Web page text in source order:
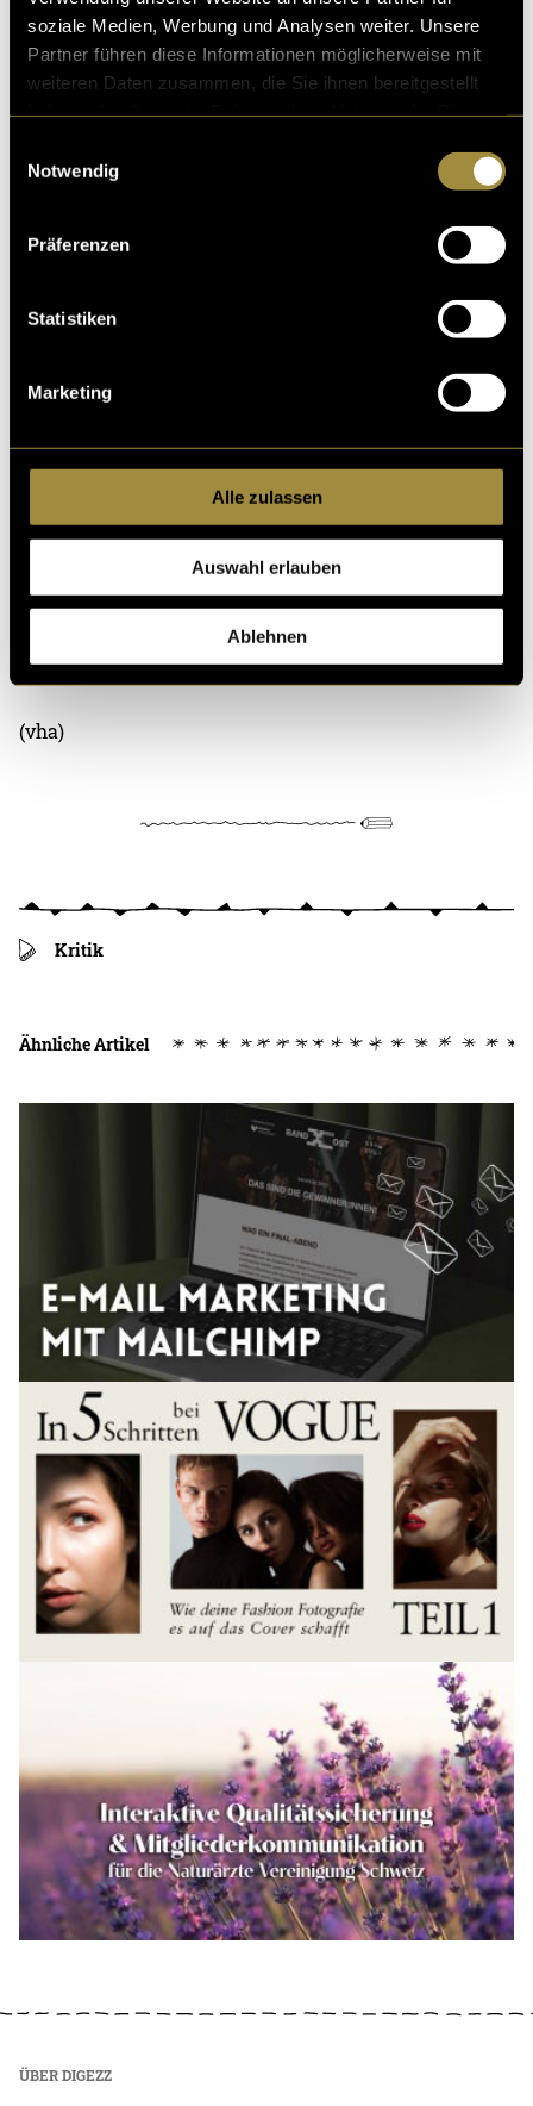
soziale Medien, Werbung und Analysen weiter. Unsere
Partner führen diese Informationen möglicherweise mit
weiteren Daten zusammen, die Sie ihnen bereitgestellt
Notwendig
Präferenzen
Statistiken
Marketing
Alle zulassen
Auswahl erlauben
Ablehnen
(vha)
Kritik
Ähnliche Artikel
ÜBER DIGEZZ